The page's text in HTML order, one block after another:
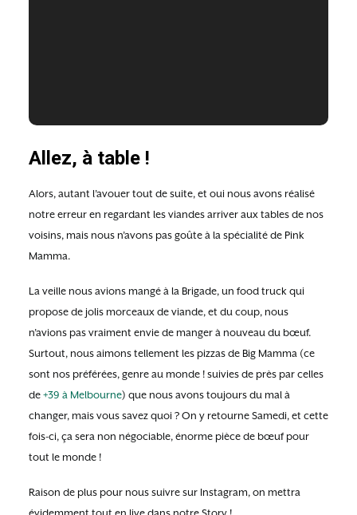
Allez, à table !
Alors, autant l’avouer tout de suite, et oui nous avons réalisé
notre erreur en regardant les viandes arriver aux tables de nos
voisins, mais nous n’avons pas goûte à la spécialité de Pink
Mamma.
La veille nous avions mangé à la Brigade, un food truck qui
propose de jolis morceaux de viande, et du coup, nous
n’avions pas vraiment envie de manger à nouveau du bœuf.
Surtout, nous aimons tellement les pizzas de Big Mamma (ce
sont nos préférées, genre au monde ! suivies de près par celles
de +39 à Melbourne) que nous avons toujours du mal à
changer, mais vous savez quoi ? On y retourne Samedi, et cette
fois-ci, ça sera non négociable, énorme pièce de bœuf pour
tout le monde !
Raison de plus pour nous suivre sur Instagram, on mettra